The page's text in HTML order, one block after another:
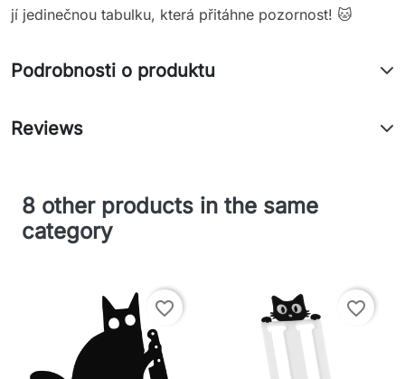
jí jedinečnou tabulku, která přitáhne pozornost! 🐱
Podrobnosti o produktu
Reviews
8 other products in the same
category
favorite_border favorite_border